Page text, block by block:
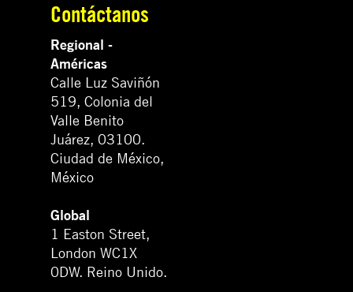
Contáctanos
Regional -
Américas
Calle Luz Saviñón
519, Colonia del
Valle Benito
Juárez, 03100.
Ciudad de México,
México
Global
1 Easton Street,
London WC1X
0DW. Reino Unido.